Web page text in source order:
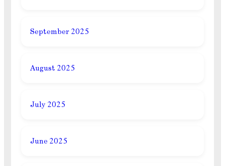
September 2025
August 2025
July 2025
June 2025